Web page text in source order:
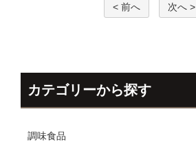
< 前へ 次へ >
カテゴリーから探す
調味食品